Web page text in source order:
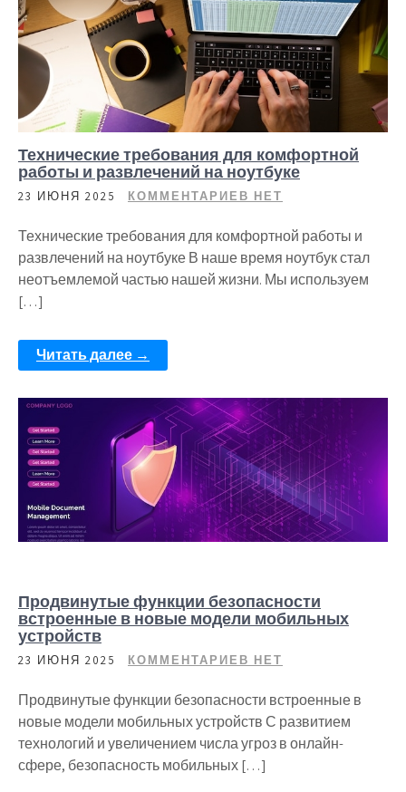
Технические требования для комфортной
работы и развлечений на ноутбуке
23 ИЮНЯ 2025 КОММЕНТАРИЕВ НЕТ
Технические требования для комфортной работы и
развлечений на ноутбуке В наше время ноутбук стал
неотъемлемой частью нашей жизни. Мы используем
[…]
Читать далее →
Продвинутые функции безопасности
встроенные в новые модели мобильных
устройств
23 ИЮНЯ 2025 КОММЕНТАРИЕВ НЕТ
Продвинутые функции безопасности встроенные в
новые модели мобильных устройств С развитием
технологий и увеличением числа угроз в онлайн-
сфере, безопасность мобильных […]